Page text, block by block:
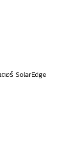
ตอร์ SolarEdge